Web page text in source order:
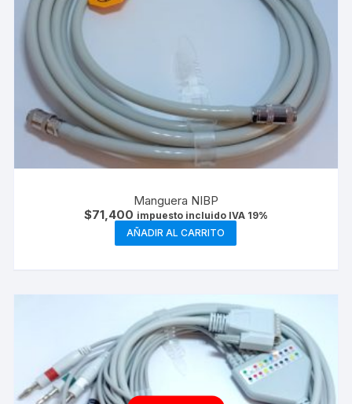
Manguera NIBP
$71,400 impuesto incluido IVA 19%
AÑADIR AL CARRITO